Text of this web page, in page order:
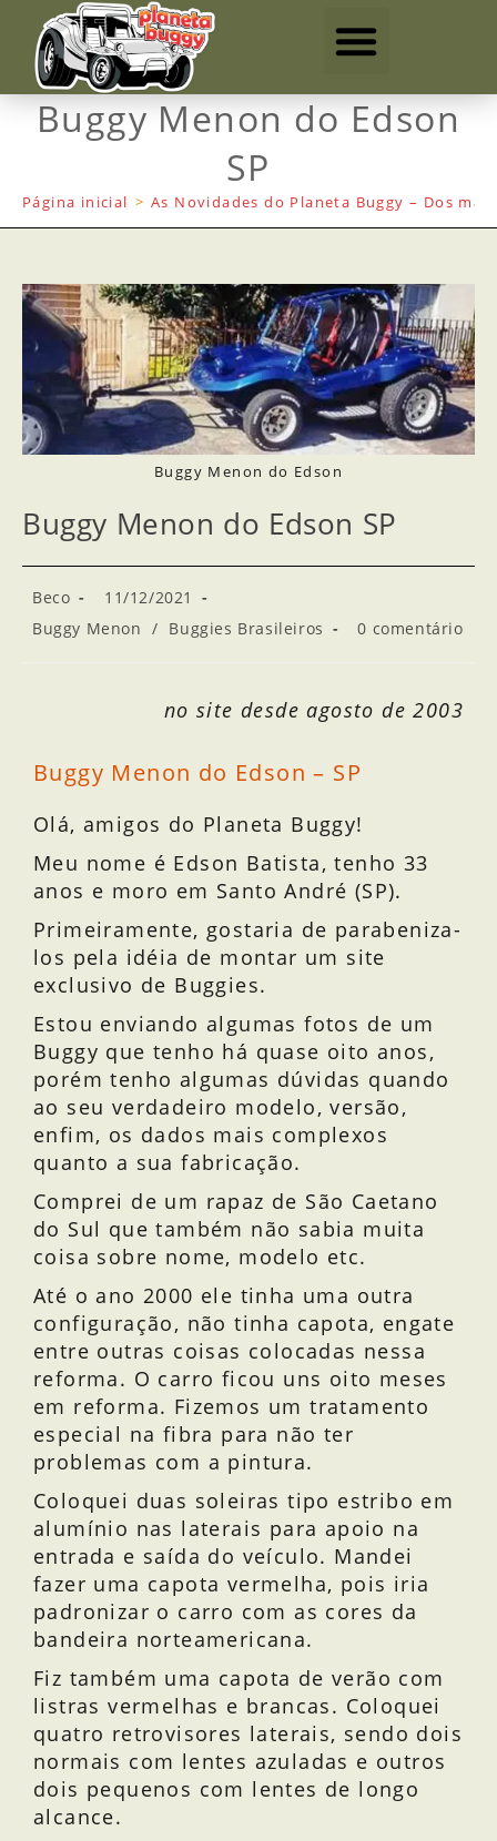
Buggy Menon do Edson
SP
Página inicial > As Novidades do Planeta Buggy – Dos
Buggy Menon do Edson
Buggy Menon do Edson SP
Beco
11/12/2021
Buggy Menon / Buggies Brasileiros 0 comentário
no site desde agosto de 2003
Buggy Menon do Edson – SP
Olá, amigos do Planeta Buggy!
Meu nome é Edson Batista, tenho 33
anos e moro em Santo André (SP).
Primeiramente, gostaria de parabeniza-
los pela idéia de montar um site
exclusivo de Buggies.
Estou enviando algumas fotos de um
Buggy que tenho há quase oito anos,
porém tenho algumas dúvidas quando
ao seu verdadeiro modelo, versão,
enfim, os dados mais complexos
quanto a sua fabricação.
Comprei de um rapaz de São Caetano
do Sul que também não sabia muita
coisa sobre nome, modelo etc.
Até o ano 2000 ele tinha uma outra
configuração, não tinha capota, engate
entre outras coisas colocadas nessa
reforma. O carro ficou uns oito meses
em reforma. Fizemos um tratamento
especial na fibra para não ter
problemas com a pintura.
Coloquei duas soleiras tipo estribo em
alumínio nas laterais para apoio na
entrada e saída do veículo. Mandei
fazer uma capota vermelha, pois iria
padronizar o carro com as cores da
bandeira norteamericana.
Fiz também uma capota de verão com
listras vermelhas e brancas. Coloquei
quatro retrovisores laterais, sendo dois
normais com lentes azuladas e outros
dois pequenos com lentes de longo
alcance.